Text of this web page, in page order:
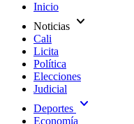
Inicio
Noticias expand_more
Cali
Licita
Política
Elecciones
Judicial
Deportes expand_more
Economía